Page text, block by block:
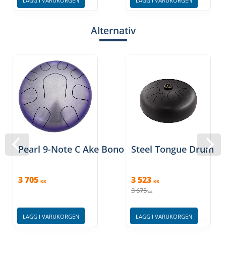
Alternativ
Pearl 9-Note C Ake Bono Tongue Drum
3 705 KR
LÄGG I VARUKORGEN
Steel Tongue Drum,
3 523 KR
3 675 KR
LÄGG I VARUKORGEN